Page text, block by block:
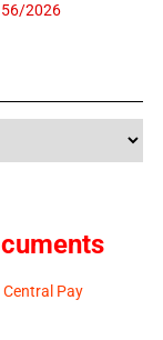
2026
Central Pay